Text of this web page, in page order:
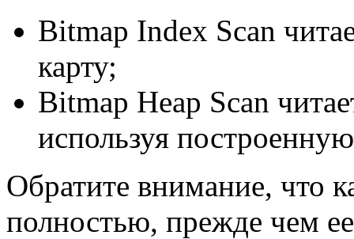
Bitmap Index Scan
карту;
Bitmap Heap Scan
используя
Обратите внимание, что
полностью, прежде чем